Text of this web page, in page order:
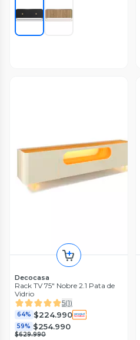
Decocasa
Rack TV 75" Nobre 2.1 Pata de
Vidrio
5(1)
64% $224.990
59% $254.990
$629.990